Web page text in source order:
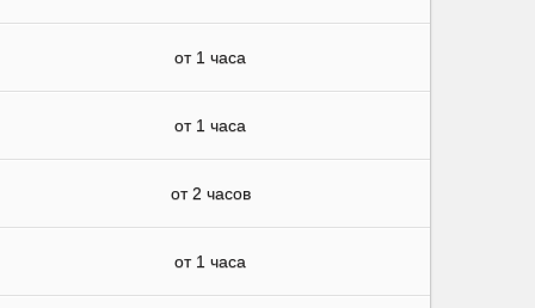
от 1 часа
от 1 часа
от 2 часов
от 1 часа